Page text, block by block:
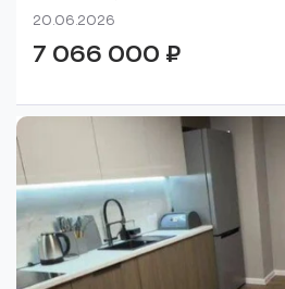
20.06.2026
7 066 000 ₽